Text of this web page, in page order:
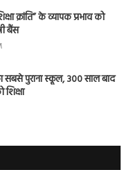
क्रांति” के व्यापक प्रभाव को
बैंस
पुराना स्कूल, 300 साल बाद
शिक्षा